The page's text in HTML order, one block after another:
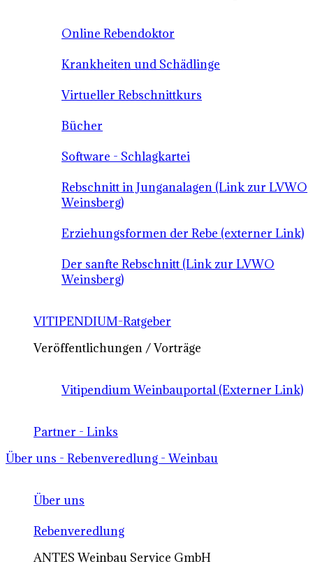
Online Rebendoktor
Krankheiten und Schädlinge
Virtueller Rebschnittkurs
Bücher
Software - Schlagkartei
Rebschnitt in Junganalagen (Link zur LVWO
Weinsberg)
Erziehungsformen der Rebe (externer Link)
Der sanfte Rebschnitt (Link zur LVWO
Weinsberg)
VITIPENDIUM-Ratgeber
Veröffentlichungen / Vorträge
Vitipendium Weinbauportal (Externer Link)
Partner - Links
Über uns - Rebenveredlung - Weinbau
Über uns
Rebenveredlung
ANTES Weinbau Service GmbH